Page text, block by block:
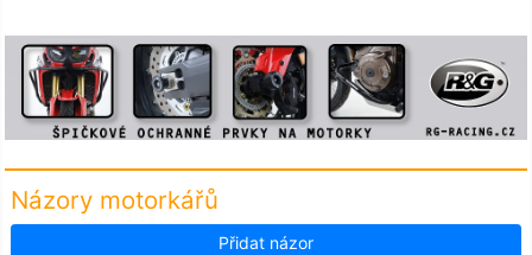
Názory motorkářů
Přidat názor